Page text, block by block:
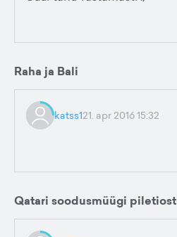
Raha ja Bali
katss121. apr 2016 15:32
Qatari soodusmüügi piletiost